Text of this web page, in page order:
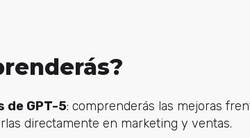
de GPT-5: comprenderás las mejoras
directamente en marketing y ventas.